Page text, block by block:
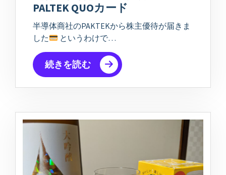
PALTEK QUOカード
半導体商社のPAKTEKから株主優待が届きま
した
というわけで…
続きを読む